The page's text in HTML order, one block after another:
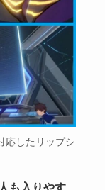
応したリップシ
も入りやす